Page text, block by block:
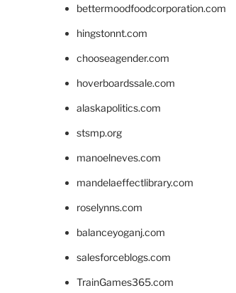
bettermoodfoodcorporation.com
hingstonnt.com
chooseagender.com
hoverboardssale.com
alaskapolitics.com
stsmp.org
manoelneves.com
mandelaeffectlibrary.com
roselynns.com
balanceyoganj.com
salesforceblogs.com
TrainGames365.com